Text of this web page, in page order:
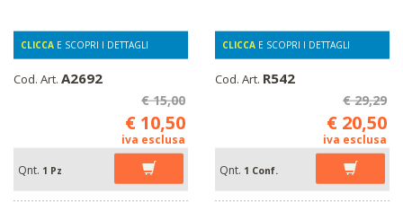
CLICCA E SCOPRI I DETTAGLI
Cod. Art. A2692
€ 15,00
€ 10,50
iva esclusa
Qnt. 1 Pz
CLICCA E SCOPRI I DETTAGLI
Cod. Art. R542
€ 29,29
€ 20,50
iva esclusa
Qnt. 1 Conf.